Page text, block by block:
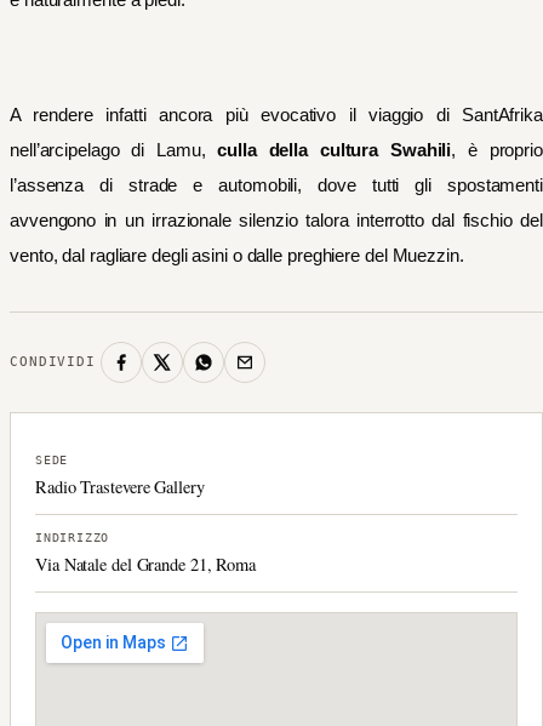
A rendere infatti ancora più evocativo il viaggio di SantAfrika
nell’arcipelago di Lamu,culla della cultura Swahili, è proprio
l’assenza di strade e automobili, dove tutti gli spostamenti
avvengono in un irrazionale silenzio talora interrotto dal fischio del
vento, dal ragliare degli asini o dalle preghiere del Muezzin.
CONDIVIDI
SEDE
Radio Trastevere Gallery
INDIRIZZO
Via Natale del Grande 21, Roma